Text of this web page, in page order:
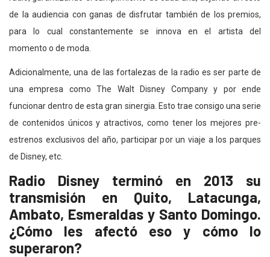
de la audiencia con ganas de disfrutar también de los premios,
para lo cual constantemente se innova en el artista del
momento o de moda.
Adicionalmente, una de las fortalezas de la radio es ser parte de
una empresa como The Walt Disney Company y por ende
funcionar dentro de esta gran sinergia. Esto trae consigo una serie
de contenidos únicos y atractivos, como tener los mejores pre-
estrenos exclusivos del año, participar por un viaje a los parques
de Disney, etc.
Radio Disney terminó en 2013 su
transmisión en Quito, Latacunga,
Ambato, Esmeraldas y Santo Domingo.
¿Cómo les afectó eso y cómo lo
superaron?